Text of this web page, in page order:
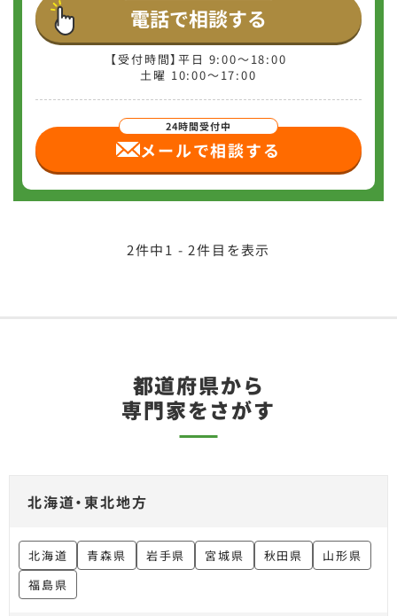
電話で相談する
【受付時間】平日 9:00〜18:00
土曜 10:00〜17:00
メールで相談する
2件中1 - 2件目を表示
都道府県から
専門家をさがす
北海道・東北地方
北海道 青森県 岩手県 宮城県 秋田県
山形県
福島県